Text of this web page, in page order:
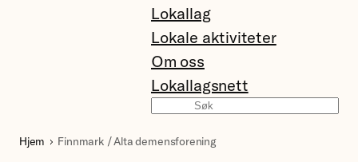
Lokallag
Lokale aktiviteter
Om oss
Lokallagsnett
Hjem Finnmark / Alta demensforening